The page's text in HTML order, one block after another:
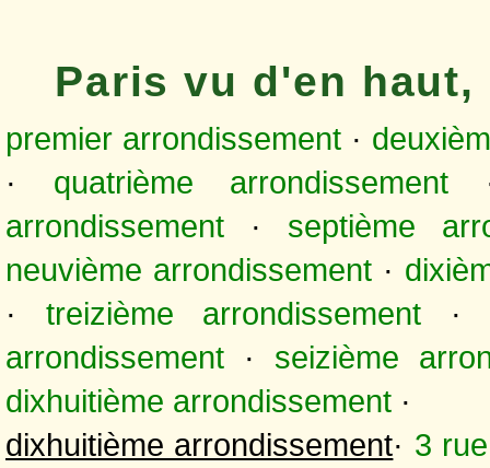
Paris vu d'en
premier arrondissement ·
· quatrième arrondissement
arrondissement · septième
neuvième arrondissement ·
· treizième arrondissement ·
arrondissement · seizième
dixhuitième arrondissement ·
dixhuitième arrondissement· 3